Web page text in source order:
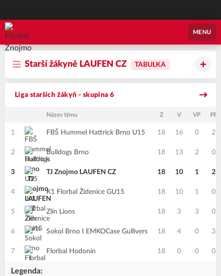
Florbal Znojmo
MENU
Starší žákyně LAUFEN CZ TABULKA
Liga starších žákyň - skupina 6
Název týmu Z V VP PP
1 FBŠ Hummel Hattrick Brno U15 18 16 0 2
2 Bulldogs Brno 18 13 2 0
3 TJ Znojmo LAUFEN CZ 18 10 1 2
4 K1 Florbal Židenice GU15 18 10 1 0
5 Zlín Lions 18 3 3 0
6 Sokol Brno I EMKOCase Gullivers 18 4 0 3
7 Florbal Hodonín 18 0 0 0
Legenda: